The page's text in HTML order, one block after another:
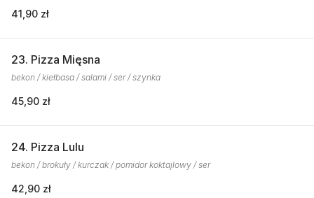
41,90 zł
23. Pizza Mięsna
bekon / kiełbasa / salami / ser / szynka
45,90 zł
24. Pizza Lulu
bekon / brokuły / kurczak / pomidor koktajlowy / ser
42,90 zł